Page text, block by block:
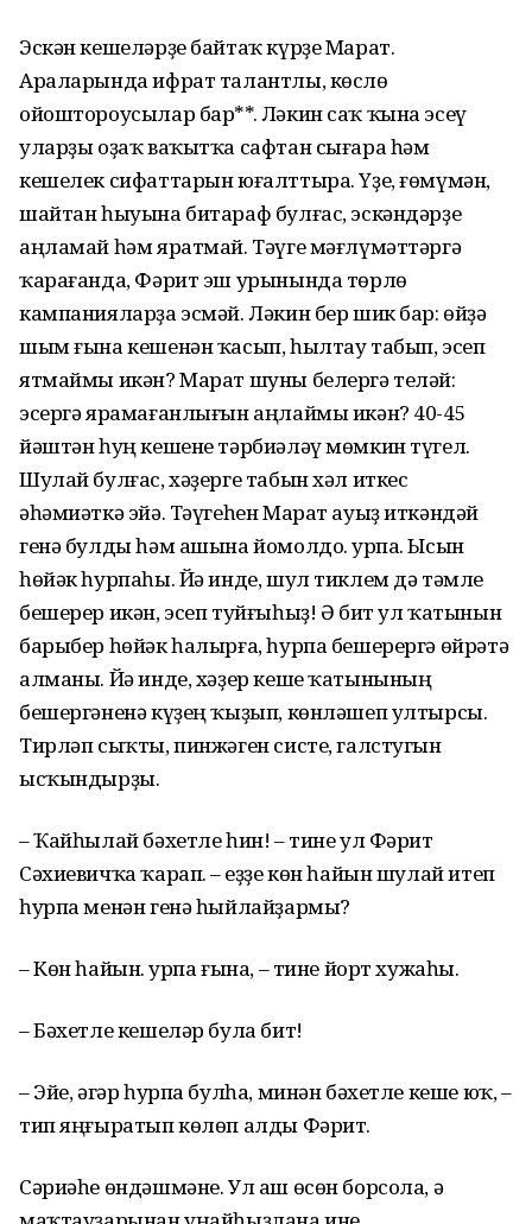
Эскән кешеләрҙе байтаҡ күрҙе Марат.
Араларында ифрат талантлы, көслө
ойоштороусылар бар**. Ләкин саҡ ҡына эсеү
уларҙы оҙаҡ ваҡытҡа сафтан сығара һәм
кешелек сифаттарын юғалттыра. Үҙе, ғөмүмән,
шайтан һыуына битараф булғас, эскәндәрҙе
аңламай һәм яратмай. Тәүге мәғлүмәттәргә
ҡарағанда, Фәрит эш урынында төрлө
кампанияларҙа эсмәй. Ләкин бер шик бар: өйҙә
шым ғына кешенән ҡасып, һылтау табып, эсеп
ятмаймы икән? Марат шуны белергә теләй:
эсергә ярамағанлығын аңлаймы икән? 40-45
йәштән һуң кешене тәрбиәләү мөмкин түгел.
Шулай булғас, хәҙерге табын хәл иткес
әһәмиәткә эйә. Тәүгеһен Марат ауыҙ иткәндәй
генә булды һәм ашына йомолдо. Һурпа. Ысын
һөйәк һурпаһы. Йә инде, шул тиклем дә тәмле
бешерер икән, эсеп туйғыһыҙ! Ә бит ул ҡатынын
барыбер һөйәк һалырға, һурпа бешерергә өйрәтә
алманы. Йә инде, хәҙер кеше ҡатынының
бешергәненә күҙең ҡыҙып, көнләшеп ултырсы.
Тирләп сыҡты, пинжәген систе, галстугын
ысҡындырҙы.
– Ҡайһылай бәхетле һин! – тине ул Фәрит
Сәхиевичҡа ҡарап. – Һеҙҙе көн һайын шулай итеп
һурпа менән генә һыйлайҙармы?
– Көн һайын. Һурпа ғына, – тине йорт хужаһы.
– Бәхетле кешеләр була бит!
– Эйе, әгәр һурпа булһа, минән бәхетле кеше юҡ, –
тип яңғыратып көлөп алды Фәрит.
Сәриәһе өндәшмәне. Ул аш өсөн борсола, ә